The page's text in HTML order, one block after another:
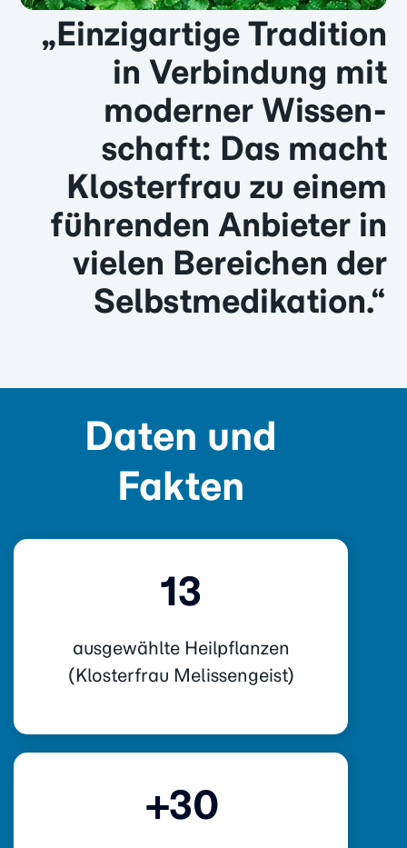
„Einzigartige Tradition
in Ver­bin­dung mit
moderner Wissen­
schaft: Das macht
Klosterfrau zu einem
führenden Anbieter in
vielen Bereichen der
Selbst­medikation.“
Daten und
Fakten
13
ausgewählte Heilpflanzen
(Klosterfrau Melissengeist)
+30